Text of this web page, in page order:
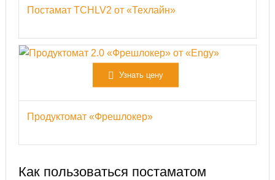
Постамат TCHLV2 от «Техлайн»
Узнать цену
Продуктомат «Фрешлокер»
Как пользоваться постаматом